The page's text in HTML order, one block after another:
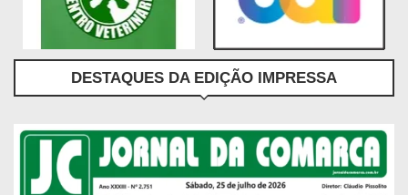
DESTAQUES DA EDIÇÃO IMPRESSA